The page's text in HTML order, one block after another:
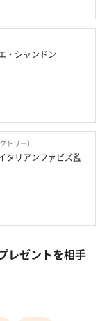
・シャンドン
トリー）
タリアンファビズ監
レゼントを相手